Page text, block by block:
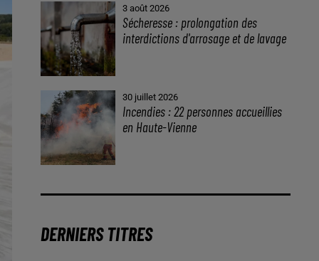
3 août 2026
Sécheresse : prolongation des
interdictions d'arrosage et de lavage
30 juillet 2026
Incendies : 22 personnes accueillies
en Haute-Vienne
DERNIERS TITRES